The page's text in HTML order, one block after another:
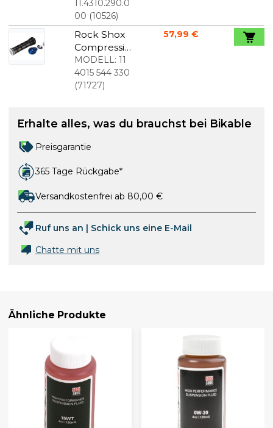
Reba, Tora,
Recon und
Revelation
11.4310.290.0
00 (10526)
Rock Shox
Compressio
n Damper
für Bluto
und Raba
MODELL: 11
4015 544 330
(71727)
57,99 €
Erhalte alles, was du brauchst bei Bikable
Preisgarantie
365 Tage Rückgabe*
Versandkostenfrei ab 80,00 €
Ruf uns an | Schick uns eine E-Mail
Chatte mit uns
Ähnliche Produkte